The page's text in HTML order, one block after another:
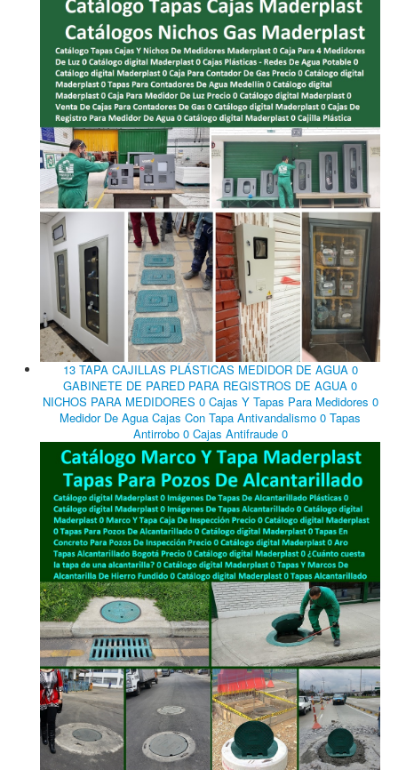
13 TAPA CAJILLAS PLÁSTICAS MEDIDOR DE AGUA 0
GABINETE DE PARED PARA REGISTROS DE AGUA 0
NICHOS PARA MEDIDORES 0 Cajas Y Tapas Para Medidores 0
Medidor De Agua Cajas Con Tapa Antivandalismo 0 Tapas
Antirrobo 0 Cajas Antifraude 0